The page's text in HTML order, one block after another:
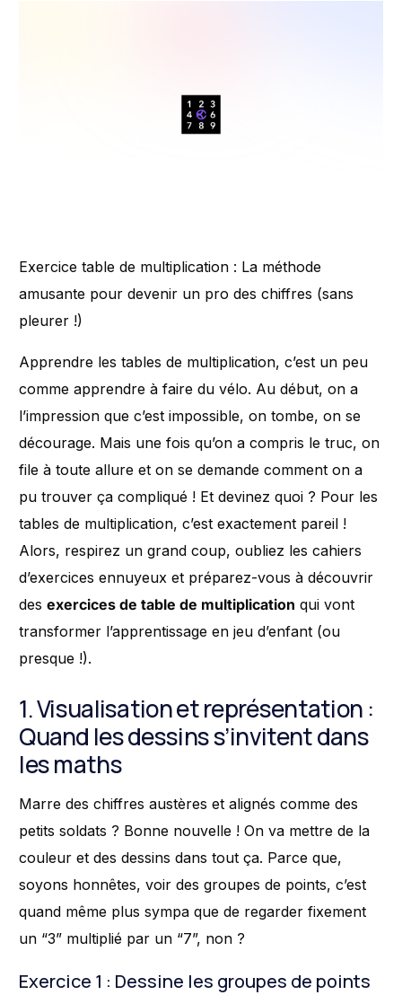
Exercice table de multiplication : La méthode
amusante pour devenir un pro des chiffres (sans
pleurer !)
Apprendre les tables de multiplication, c’est un peu
comme apprendre à faire du vélo. Au début, on a
l’impression que c’est impossible, on tombe, on se
décourage. Mais une fois qu’on a compris le truc, on
file à toute allure et on se demande comment on a
pu trouver ça compliqué ! Et devinez quoi ? Pour les
tables de multiplication, c’est exactement pareil !
Alors, respirez un grand coup, oubliez les cahiers
d’exercices ennuyeux et préparez-vous à découvrir
desexercices de table de multiplication qui vont
transformer l’apprentissage en jeu d’enfant (ou
presque !).
1. Visualisation et représentation :
Quand les dessins s’invitent dans
les maths
Marre des chiffres austères et alignés comme des
petits soldats ? Bonne nouvelle ! On va mettre de la
couleur et des dessins dans tout ça. Parce que,
soyons honnêtes, voir des groupes de points, c’est
quand même plus sympa que de regarder fixement
un “3” multiplié par un “7”, non ?
Exercice 1 : Dessine les groupes de points